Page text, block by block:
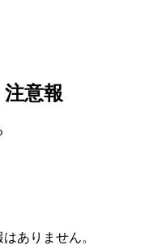
意報
ありません。